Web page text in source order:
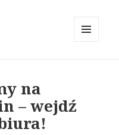
na
– wejdź